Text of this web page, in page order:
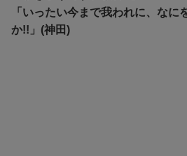
「いったい今まで我われに、なに
か!!」(神田)